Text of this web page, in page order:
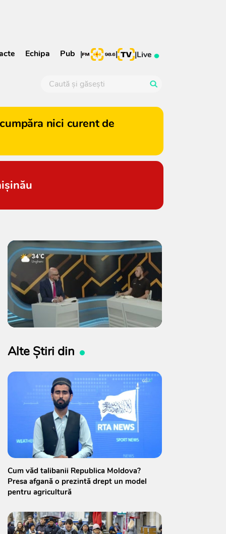
Echipa Pub | | |Live
nici curent de
Alte Știri din
Cum văd talibanii Republica Moldova?
Presa afgană o prezintă drept un model
pentru agricultură